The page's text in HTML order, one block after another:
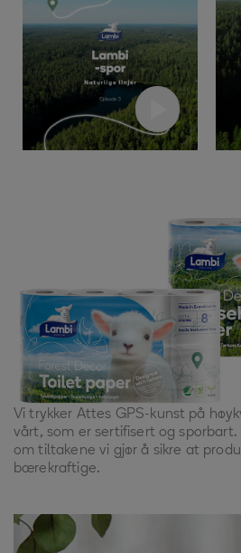
Vi trykker Attes GPS-kunst på
vårt, som er sertifisert og sporbart.
om tiltakene vi gjørå sikre at
bærekraftige.